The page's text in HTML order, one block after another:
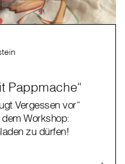
Pappmache“
Vergessen vor“
Workshop:
zu dürfen!